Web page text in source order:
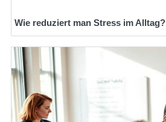
Wie reduziert man Stress im Alltag?